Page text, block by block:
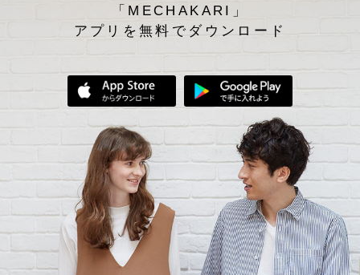
「MECHAKARI」
アプリを無料でダウンロード
App Storeからダウンロード